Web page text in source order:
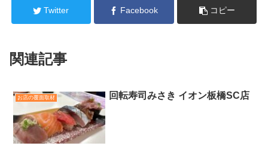
Twitter Facebook コピー
関連記事
お店の覆面取材 回転寿司みさき イオン板橋SC店